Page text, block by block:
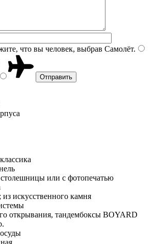
что вы человек, выбрав Самолёт.
или с фотопечатью
из искусственного камня
открывания, тандембоксы BOYARD